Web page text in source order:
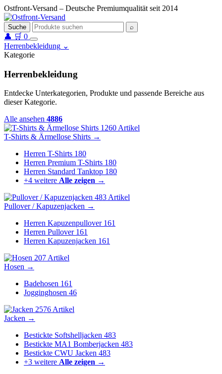
Ostfront-Versand – Deutsche Premiumqualität seit 2014
Suche ⌕
👤 🛒 0
Herrenbekleidung ⌄
Kategorie
Herrenbekleidung
Entdecke Unterkategorien, Produkte und passende Bereiche aus
dieser Kategorie.
Alle ansehen 4886
1260 Artikel
T-Shirts & Ärmellose Shirts →
Herren T-Shirts 180
Herren Premium T-Shirts 180
Herren Standard Tanktop 180
+4 weitere Alle zeigen →
483 Artikel
Pullover / Kapuzenjacken →
Herren Kapuzenpullover 161
Herren Pullover 161
Herren Kapuzenjacken 161
207 Artikel
Hosen →
Badehosen 161
Jogginghosen 46
2576 Artikel
Jacken →
Bestickte Softshelljacken 483
Bestickte MA1 Bomberjacken 483
Bestickte CWU Jacken 483
+3 weitere Alle zeigen →